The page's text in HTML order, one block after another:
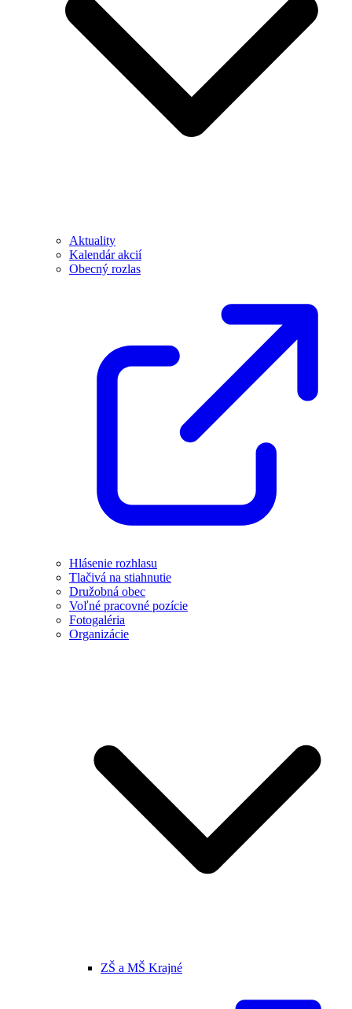
Aktuality
Kalendár akcií
Obecný rozlas
Hlásenie rozhlasu
Tlačivá na stiahnutie
Družobná obec
Voľné pracovné pozície
Fotogaléria
Organizácie
ZŠ a MŠ Krajné